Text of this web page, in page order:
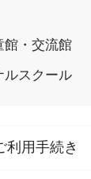
館・交流館
ルスクール
利用手続き